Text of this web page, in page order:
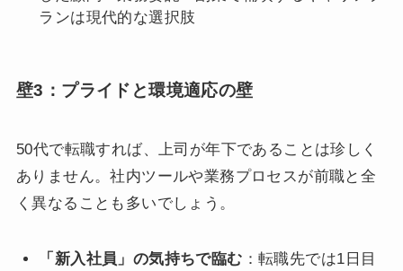
ランは現代的な選択肢
壁3：プライドと環境適応の壁
50代で転職すれば、上司が年下であることは珍しく
ありません。社内ツールや業務プロセスが前職と全
く異なることも多いでしょう。
「新入社員」の気持ちで臨む ：転職先では1日目